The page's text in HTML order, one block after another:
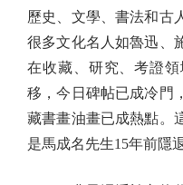
歷史、文學、書法和古
很多文化名人如魯迅、
在收藏、研究、考證
移，今日碑帖已成冷門
藏書畫油畫已成熱點。
是馬成名先生15年前隱